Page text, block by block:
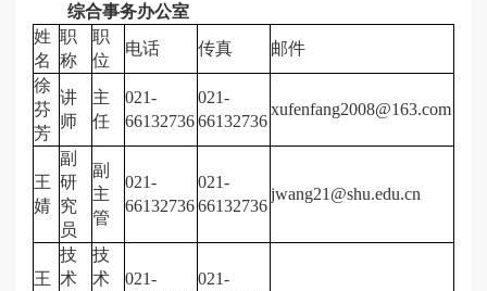
综合事务办公室
姓
名
职
称
职
位
电话 传真
邮件
徐
芬
芳
讲
师
主
任
021-
66132736
021-
66132736
xufenfang2008@163.com
王
婧
副
研
究
员
副
主
管
021-
66132736
021-
66132736
jwang21@shu.edu.cn
王
技
术
技
术
021-
021-